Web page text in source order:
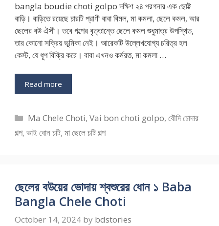
bangla boudie choti golpo দক্ষিণ ২৪ পরগনার এক ছোট্ট
বাড়ি। বাড়িতে রয়েছে চারটি প্রাণী বাবা বিমল, মা কমলা, ছেলে কমল, আর
ছেলের বউ ঐসী। তবে গল্পের বৃত্তান্তে ছেলে কমল শুধুমাত্র উপস্থিত,
তার কোনো সক্রিয় ভূমিকা নেই। আরেকটি উল্লেখযোগ্য চরিত্র হল
কেস্ট, যে ধূপ বিক্রি করে। বাবা এখনও কর্মরত, মা কমলা …
Read more
Categories
Ma Chele Choti,Vai bon choti golpo,বৌদি চোদার
গল্প, ভাই বোন চটি, মা ছেলে চটি গল্প
ছেলের বউয়ের ভোদায় শ্বশুরের ধোন ১ Baba
Bangla Chele Choti
October 14, 2024 by bdstories